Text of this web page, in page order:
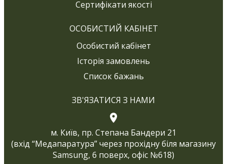
Сертифікати якості
ОСОБИСТИЙ КАБІНЕТ
Особистий кабінет
Історія замовлень
Список бажань
ЗВ'ЯЗАТИСЯ З НАМИ
м. Київ, пр. Степана Бандери 21
(вхід “Медапаратура” через прохідну біля магазину
Samsung, 6 поверх, офіс №618)